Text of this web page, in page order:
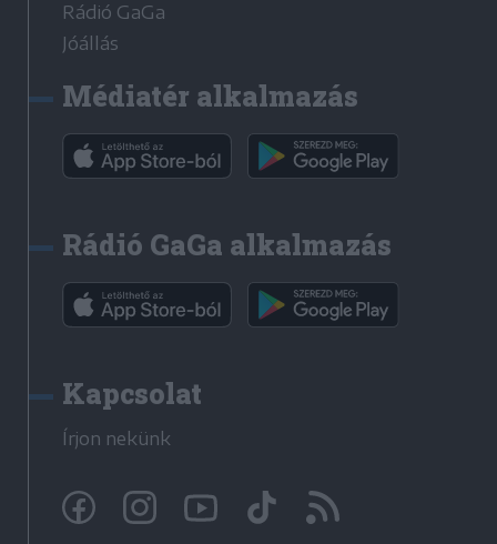
Rádió GaGa
Jóállás
Médiatér alkalmazás
Rádió GaGa alkalmazás
Kapcsolat
Írjon nekünk